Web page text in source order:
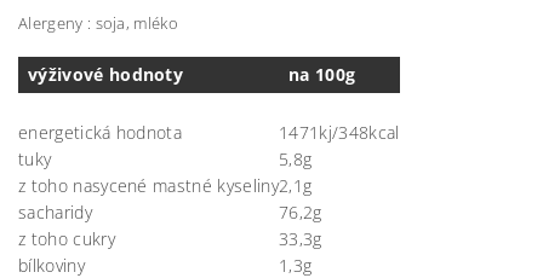
Alergeny : soja, mléko
výživové hodnoty na 100g
energetická hodnota
1471kj/348kcal
tuky
5,8g
z toho nasycené mastné kyseliny2,1g
sacharidy
76,2g
z toho cukry
33,3g
bílkoviny
1,3g